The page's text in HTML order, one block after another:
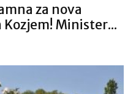
za nova
Minister...